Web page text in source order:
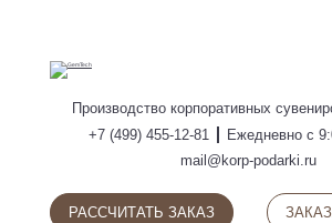
Производство корпоративных
+7 (499) 455-12-81
Ежедневно с
mail@korp-podarki.ru
РАССЧИТАТЬ ЗАКАЗ